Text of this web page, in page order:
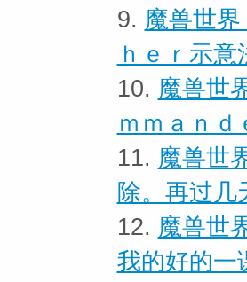
9. 魔兽世
ｈｅｒ示意
10. 魔兽世
ｍｍａｎｄ
11. 魔兽世
除。再过几
12. 魔兽世
我的好的一